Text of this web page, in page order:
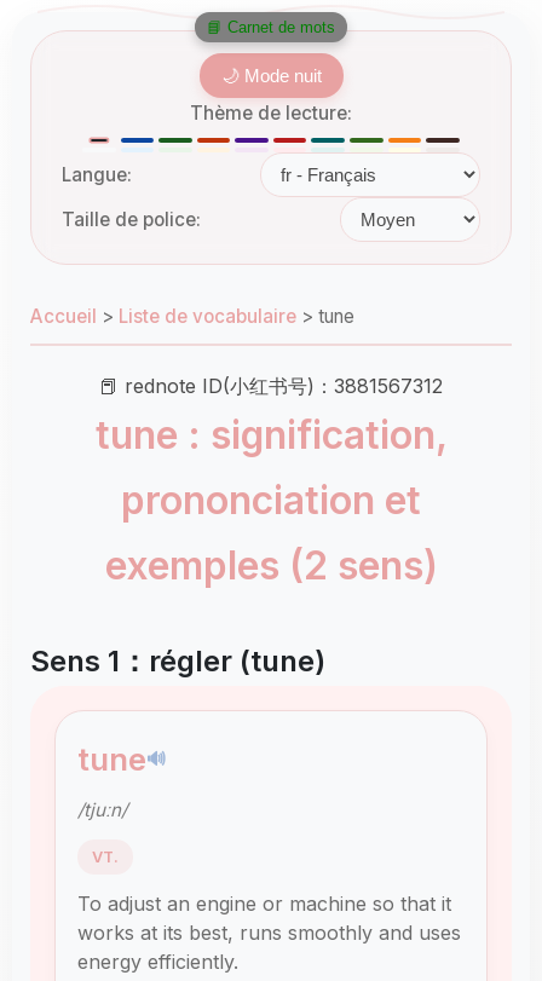
🌙 Mode nuit
Thème de lecture:
Langue:
Taille de police:
Accueil > Liste de vocabulaire > tune
📕 rednote ID(小红书号)：3881567312
tune : signification,
prononciation et
exemples (2 sens)
Sens 1：régler (tune)
tune🔊
/tjuːn/
VT.
To adjust an engine or machine so that it
works at its best, runs smoothly and uses
energy efficiently.
📘 Carnet de mots